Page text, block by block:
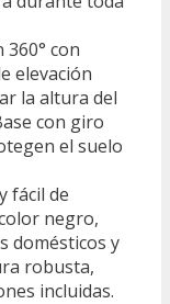
con
elevación
la altura del
con giro
el suelo
fácil de
negro,
domésticos y
robusta,
incluidas.